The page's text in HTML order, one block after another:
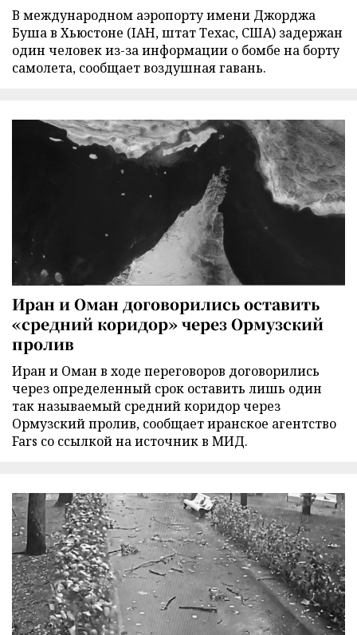
В международном аэропорту имени Джорджа
Буша в Хьюстоне (IAH, штат Техас, США) задержан
один человек из-за информации о бомбе на борту
самолета, сообщает воздушная гавань.
Иран и Оман договорились оставить
«средний коридор» через Ормузский
пролив
Иран и Оман в ходе переговоров договорились
через определенный срок оставить лишь один
так называемый средний коридор через
Ормузский пролив, сообщает иранское агентство
Fars со ссылкой на источник в МИД.